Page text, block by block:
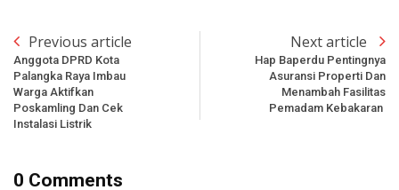
Previous article
Anggota DPRD Kota
Palangka Raya Imbau
Warga Aktifkan
Poskamling Dan Cek
Instalasi Listrik
Next article
Hap Baperdu Pentingnya
Asuransi Properti Dan
Menambah Fasilitas
Pemadam Kebakaran
0 Comments